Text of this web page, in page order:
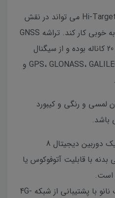
کنترولر اندرویدی Hi-Target iHand30 می تواند در نقش
یک گیرنده GPS دستی نیز به خوبی کار کند. تراشه GNSS
این محصول تک فرکانسه و 20 کاناله بوده و از سیگنال
های سیستم های ناوبری GPS، GLONASS، GALILEO و
اینچی آن لمسی و رنگی و کیبورد
باشد.
این کنترولر مقاوم مجهز به یک دوربین دیجیتال 8
با قابلیت آتوفوکوس یا
است.
همچنین دو درگاه سیم کارت نانو با پشتیبانی از شبکه 4G-